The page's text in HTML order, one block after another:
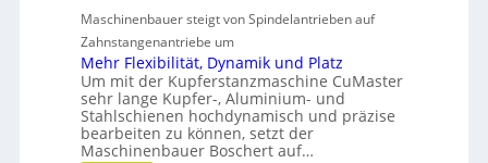
s
o
n
e
n
Maschinenbauer steigt von Spindelantrieben auf
Zahnstangenantriebe um
Mehr Flexibilität, Dynamik und Platz
Um mit der Kupferstanzmaschine CuMaster
sehr lange Kupfer-, Aluminium- und
Stahlschienen hochdynamisch und präzise
bearbeiten zu können, setzt der
Maschinenbauer Boschert auf…